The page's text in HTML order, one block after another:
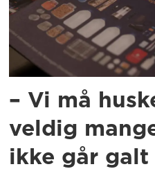
– Vi må
veldig
ikke går galt